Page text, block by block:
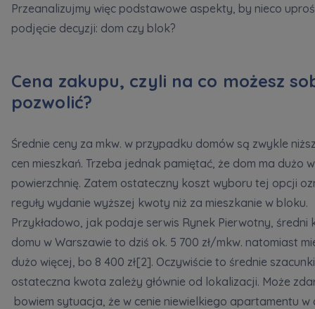
Przeanalizujmy więc podstawowe aspekty, by nieco
podjęcie decyzji: dom czy blok?
Cena zakupu, czyli na co możesz
pozwolić?
Średnie ceny za mkw. w przypadku domów są zwykle
cen mieszkań. Trzeba jednak pamiętać, że dom ma dużo
powierzchnię. Zatem ostateczny koszt wyboru tej opcji
reguły wydanie wyższej kwoty niż za mieszkanie w bloku.
Przykładowo, jak podaje serwis Rynek Pierwotny, średni
domu w Warszawie to dziś ok. 5 700 zł/mkw. natomiast
dużo więcej, bo 8 400 zł[2]. Oczywiście to średnie
ostateczna kwota zależy głównie od lokalizacji. Może
bowiem sytuacja, że w cenie niewielkiego apartamentu w